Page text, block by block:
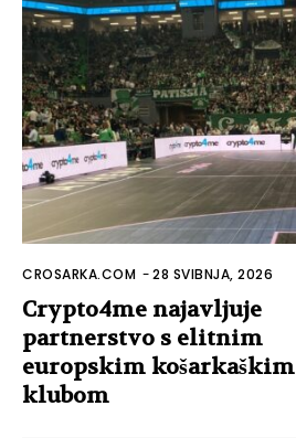
CROSARKA.COM -28 SVIBNJA, 2026
Crypto4me najavljuje
partnerstvo s elitnim
europskim košarkaškim
klubom